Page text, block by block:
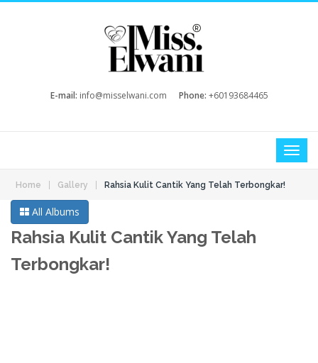
E-mail: info@misselwani.com Phone: +60193684465
Home Gallery Rahsia Kulit Cantik Yang Telah Terbongkar!
All Albums
Rahsia Kulit Cantik Yang Telah
Terbongkar!